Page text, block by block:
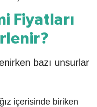
Fiyatları
bazı unsurlar
içerisinde biriken